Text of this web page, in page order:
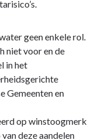
geen enkele rol.
niet voor en de
in het
Gemeenten en
op winstoogmerk
deze aandelen